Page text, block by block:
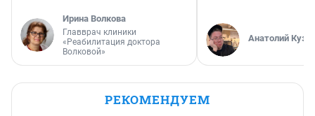
Ирина Волкова
Главврач клиники
«Реабилитация доктора
Волковой»
Анатолий
РЕКОМЕНДУЕМ